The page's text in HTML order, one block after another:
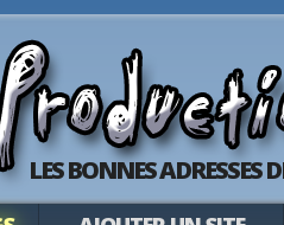
LES BONNES ADRESSES